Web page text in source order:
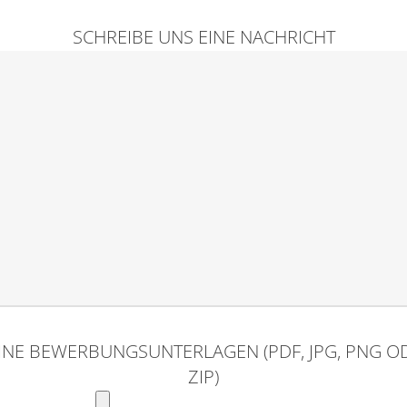
SCHREIBE UNS EINE NACHRICHT
BEWERBUNGSUNTERLAGEN (PDF, JPG, PNG
ZIP)